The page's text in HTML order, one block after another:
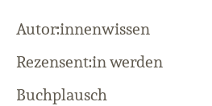
Autor:innenwissen
Rezensent:in werden
Buchplausch